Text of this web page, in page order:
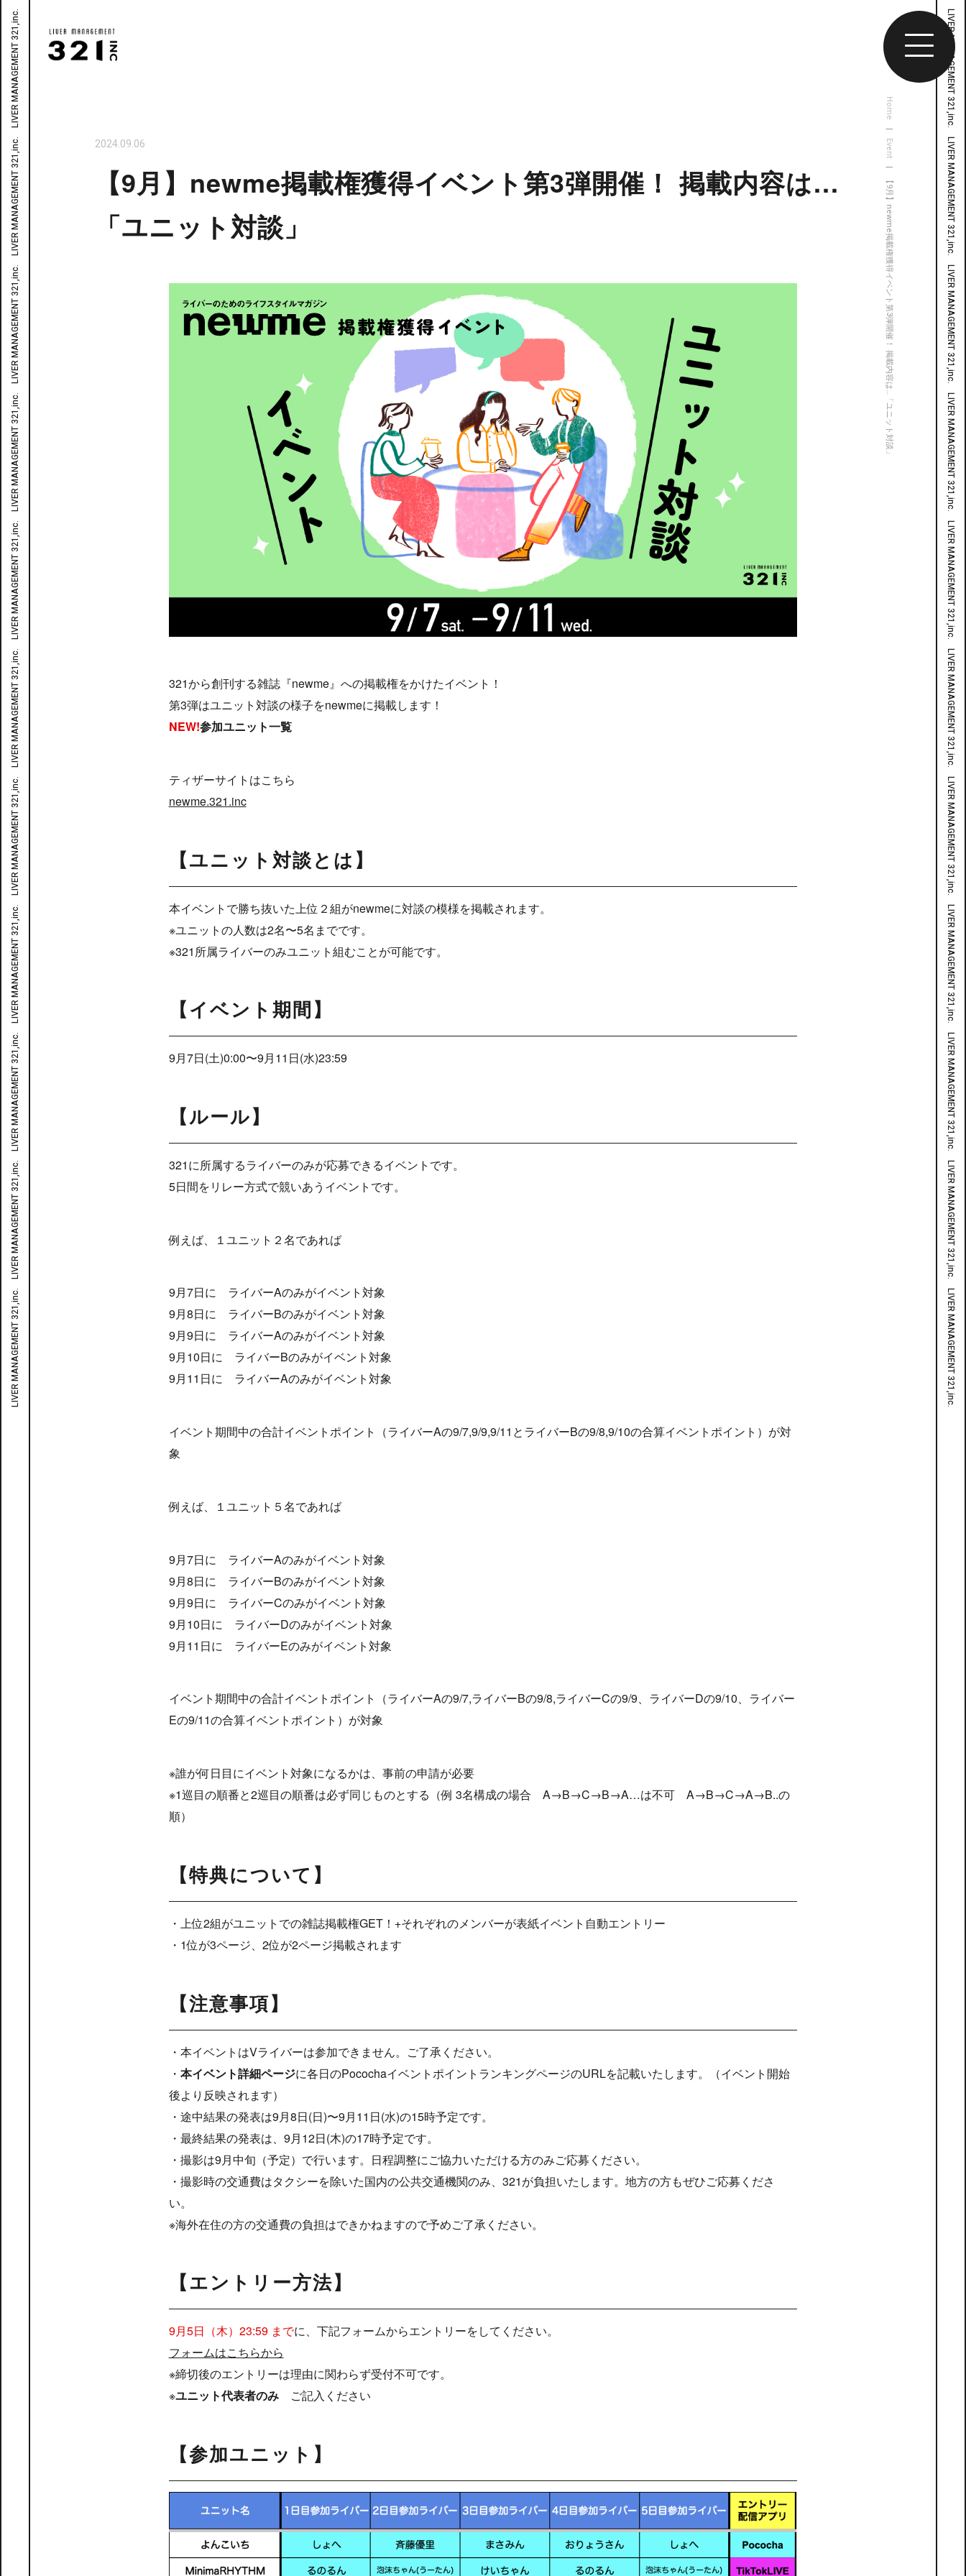
Home
|
Event
| 【9月】newme掲載権獲得イベント第3弾開催！ 掲載内容は…「ユニット対談」
2024.09.06
【9月】newme掲載権獲得イベント第3弾開催！ 掲載内容は…
「ユニット対談」
321から創刊する雑誌『newme』への掲載権をかけたイベント！
第3弾はユニット対談の様子をnewmeに掲載します！
NEW!参加ユニット一覧
ティザーサイトはこちら
newme.321.inc
【ユニット対談とは】
本イベントで勝ち抜いた上位２組がnewmeに対談の模様を掲載されます。
※ユニットの人数は2名〜5名までです。
※321所属ライバーのみユニット組むことが可能です。
【イベント期間】
9月7日(土)0:00〜9月11日(水)23:59
【ルール】
321に所属するライバーのみが応募できるイベントです。
5日間をリレー方式で競いあうイベントです。
例えば、１ユニット２名であれば
9月7日に ライバーAのみがイベント対象
9月8日に ライバーBのみがイベント対象
9月9日に ライバーAのみがイベント対象
9月10日に ライバーBのみがイベント対象
9月11日に ライバーAのみがイベント対象
イベント期間中の合計イベントポイント（ライバーAの9/7,9/9,9/11とライバーBの9/8,9/10の合算イベントポイント）が対
象
例えば、１ユニット５名であれば
9月7日に ライバーAのみがイベント対象
9月8日に ライバーBのみがイベント対象
9月9日に ライバーCのみがイベント対象
9月10日に ライバーDのみがイベント対象
9月11日に ライバーEのみがイベント対象
イベント期間中の合計イベントポイント（ライバーAの9/7,ライバーBの9/8,ライバーCの9/9、ライバーDの9/10、ライバー
Eの9/11の合算イベントポイント）が対象
※誰が何日目にイベント対象になるかは、事前の申請が必要
※1巡目の順番と2巡目の順番は必ず同じものとする（例 3名構成の場合 A→B→C→B→A…は不可 A→B→C→A→B..の
順）
【特典について】
・上位2組がユニットでの雑誌掲載権GET！+それぞれのメンバーが表紙イベント自動エントリー
・1位が3ページ、2位が2ページ掲載されます
【注意事項】
・本イベントはVライバーは参加できません。ご了承ください。
・ 本イベント詳細ページに各日のPocochaイベントポイントランキングページのURLを記載いたします。（イベント開始
後より反映されます）
・途中結果の発表は9月8日(日)〜9月11日(水)の15時予定です。
・最終結果の発表は、9月12日(木)の17時予定です。
・撮影は9月中旬（予定）で行います。日程調整にご協力いただける方のみご応募ください。
・撮影時の交通費はタクシーを除いた国内の公共交通機関のみ、321が負担いたします。地方の方もぜひご応募くださ
い。
※海外在住の方の交通費の負担はできかねますので予めご了承ください。
【エントリー方法】
9月5日（木）23:59 までに、下記フォームからエントリーをしてください。
フォームはこちらから
※締切後のエントリーは理由に関わらず受付不可です。
※ユニット代表者のみご記入ください
【参加ユニット】
LIVER MANAGEMENT 321,inc. LIVER MANAGEMENT 321,inc. LIVER MANAGEMENT 321,inc. LIVER MANAGEMENT 321,inc. LIVER MANAGEMENT 321,inc. LIVER MANAGEMENT 321,inc. LIVER MANAGEMENT 321,inc. LIVER MANAGEMENT 321,inc. LIVER MANAGEMENT 321,inc. LIVER MANAGEMENT 321,inc. LIVER MANAGEMENT 321,inc. LIVER MANAGEMENT 321,inc. LIVER MANAGEMENT 321,inc. LIVER MANAGEMENT 321,inc. LIVER MANAGEMENT 321,inc. LIVER MANAGEMENT 321,inc. LIVER MANAGEMENT 321,inc. LIVER MANAGEMENT 321,inc. LIVER MANAGEMENT 321,inc. LIVER MANAGEMENT 321,inc. LIVER MANAGEMENT 321,inc. LIVER MANAGEMENT 321,inc.